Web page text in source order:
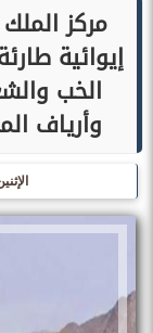
مركز
إيوائية
الخب
وأرياف